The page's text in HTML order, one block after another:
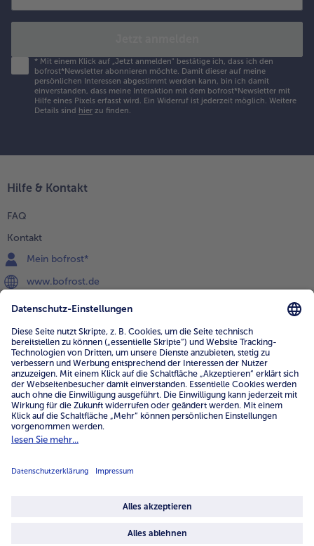
* Mit einem Klick auf „Jetzt anmelden" bestätige ich, dass ich den
bofrost*Newsletter abonnieren möchte. Damit dieser auf meine
persönlichen Interessen abgestimmt werden kann, bin ich damit
einverstanden, dass meine Interaktion mit dem bofrost*Newsletter mit
Hilfe eines Pixels erfasst wird. Ein Widerruf ist jederzeit möglich. Weitere
Details sind hier zu finden.
Hilfe & Kontakt
FAQ
Kontakt
Mein bofrost*
www.bofrost.de
service@bofrost.de
0800 - 000 19 18
Mo.-Fr.: 7-21 Uhr Sa: 8-16 Uhr
Service
Unternehmen